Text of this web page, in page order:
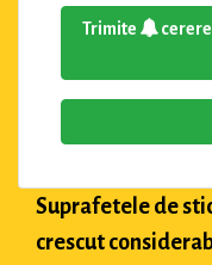
Trimite
Suprafetele de
crescut